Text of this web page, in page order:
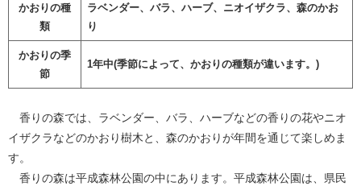
かおりの種
類
ラベンダー、バラ、ハーブ、ニオイザクラ、森のかお
り
かおりの季
節
1年中(季節によって、かおりの種類が違います。)
香りの森では、ラベンダー、バラ、ハーブなどの香りの花やニオ
イザクラなどのかおり樹木と、森のかおりが年間を通じて楽しめま
す。
香りの森は平成森林公園の中にあります。平成森林公園は、県民